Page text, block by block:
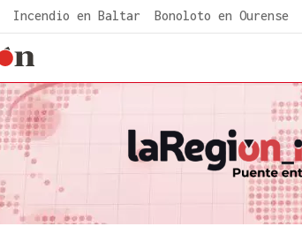
Incendio en Baltar Bonoloto en Ourense